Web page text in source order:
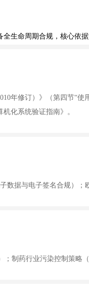
生命周期合规，核心依据
年修订）》（第四节“
化系统验证指南》。
数据与电子签名合规）
制药行业污染控制策略（